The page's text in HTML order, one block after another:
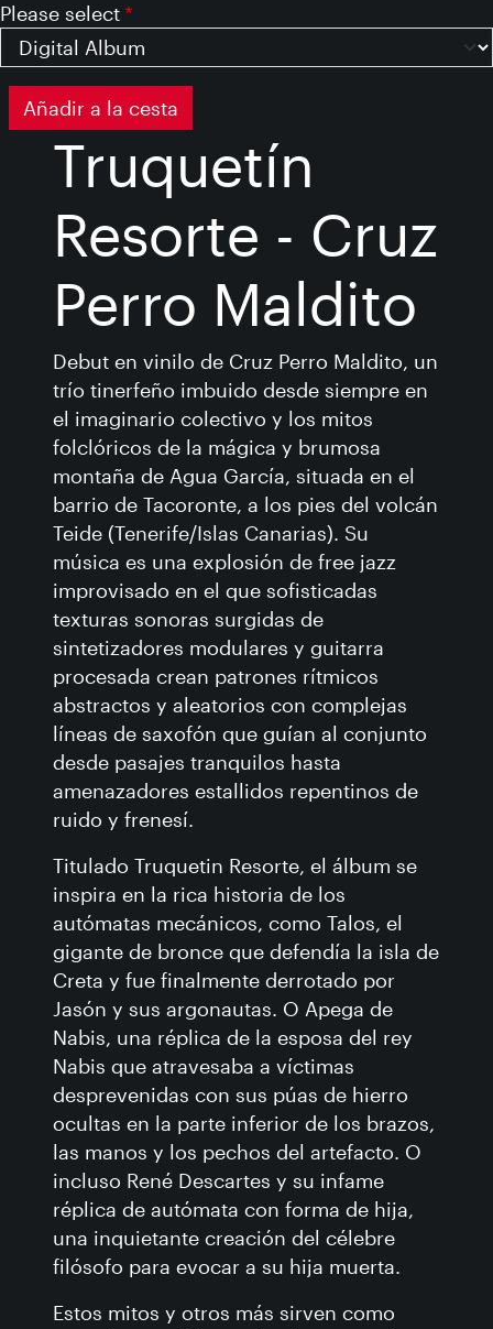
Please select
Truquetín
Resorte - Cruz
Perro Maldito
Debut en vinilo de Cruz Perro Maldito, un
trío tinerfeño imbuido desde siempre en
el imaginario colectivo y los mitos
folclóricos de la mágica y brumosa
montaña de Agua García, situada en el
barrio de Tacoronte, a los pies del volcán
Teide (Tenerife/Islas Canarias). Su
música es una explosión de free jazz
improvisado en el que sofisticadas
texturas sonoras surgidas de
sintetizadores modulares y guitarra
procesada crean patrones rítmicos
abstractos y aleatorios con complejas
líneas de saxofón que guían al conjunto
desde pasajes tranquilos hasta
amenazadores estallidos repentinos de
ruido y frenesí.
Titulado Truquetin Resorte, el álbum se
inspira en la rica historia de los
autómatas mecánicos, como Talos, el
gigante de bronce que defendía la isla de
Creta y fue finalmente derrotado por
Jasón y sus argonautas. O Apega de
Nabis, una réplica de la esposa del rey
Nabis que atravesaba a víctimas
desprevenidas con sus púas de hierro
ocultas en la parte inferior de los brazos,
las manos y los pechos del artefacto. O
incluso René Descartes y su infame
réplica de autómata con forma de hija,
una inquietante creación del célebre
filósofo para evocar a su hija muerta.
Estos mitos y otros más sirven como